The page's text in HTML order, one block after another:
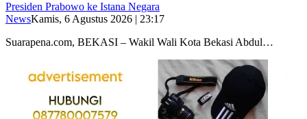
Presiden Prabowo ke Istana Negara
NewsKamis, 6 Agustus 2026 | 23:17
Suarapena.com, BEKASI – Wakil Wali Kota Bekasi Abdul…